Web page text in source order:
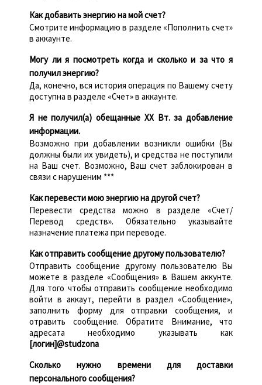
Как добавить энергию на мой счет?
Смотрите информацию в разделе «Пополнить счет»
в аккаунте.
Могу ли я посмотреть когда и сколько и за что я
получил энергию?
Да, конечно, вся история операция по Вашему счету
доступна в разделе «Счет» в аккаунте.
Я не получил(а) обещанные XX Вт. за добавление
информации.
Возможно при добавлении возникли ошибки (Вы
должны были их увидеть), и средства не поступили
на Ваш счет. Возможно, Ваш счет заблокирован в
связи с нарушеним ***
Как перевести мою энергию на другой счет?
Перевести средства можно в разделе «Счет/
Перевод средств». Обязательно указывайте
назначение платежа при переводе.
Как отправить сообщение другому пользователю?
Отправить сообщение другому пользователю Вы
можете в разделе «Сообщения» в Вашем аккунте.
Для того чтобы отправить сообщение необходимо
войти в аккаут, перейти в раздел «Сообщение»,
заполнить форму для отправки сообщения, и
отравить сообщение. Обратите Внимание, что
адресата необходимо указывать как
[логин]@studzona
Сколько нужно времени для доставки
персонального сообщения?